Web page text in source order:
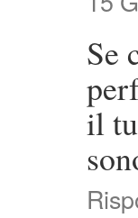
Se
il